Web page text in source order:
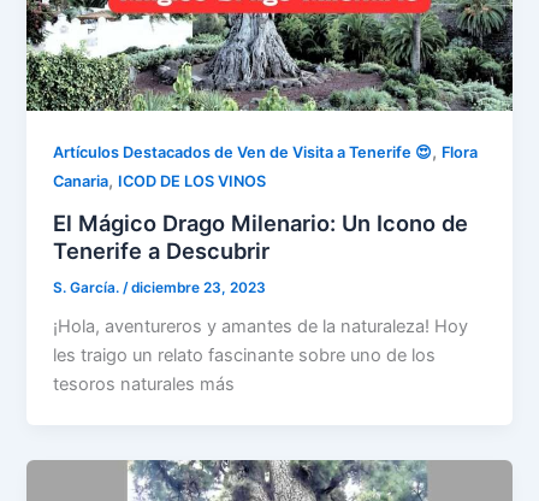
Artículos Destacados de Ven de Visita a Tenerife 😍, Flora
Canaria, ICOD DE LOS VINOS
El Mágico Drago Milenario: Un Icono de
Tenerife a Descubrir
S. García. /diciembre 23, 2023
¡Hola, aventureros y amantes de la naturaleza! Hoy
les traigo un relato fascinante sobre uno de los
tesoros naturales más